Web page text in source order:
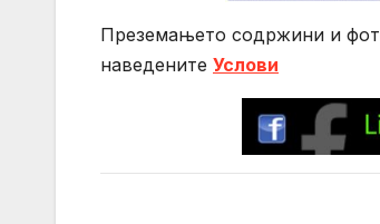
Преземањето содржини и
нaведените Услови